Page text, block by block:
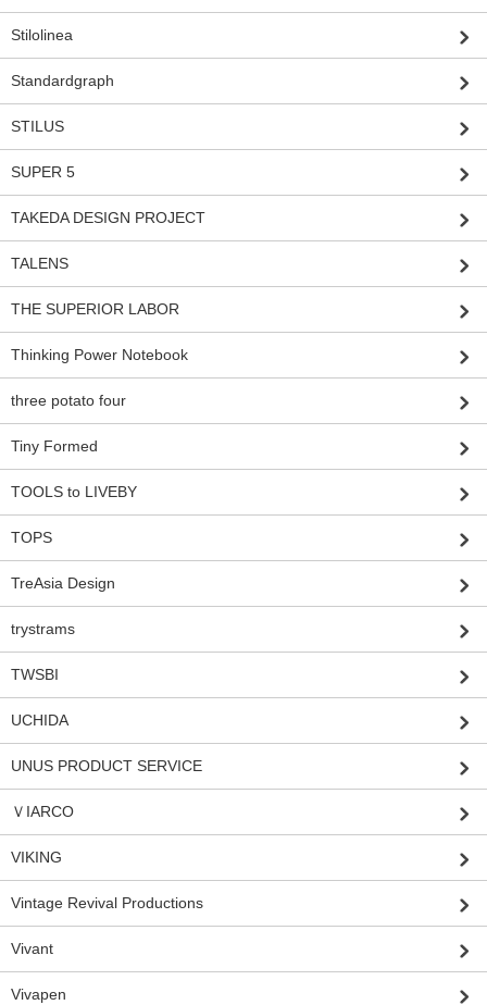
Stilolinea
Standardgraph
STILUS
SUPER 5
TAKEDA DESIGN PROJECT
TALENS
THE SUPERIOR LABOR
Thinking Power Notebook
three potato four
Tiny Formed
TOOLS to LIVEBY
TOPS
TreAsia Design
trystrams
TWSBI
UCHIDA
UNUS PRODUCT SERVICE
ＶIARCO
VIKING
Vintage Revival Productions
Vivant
Vivapen